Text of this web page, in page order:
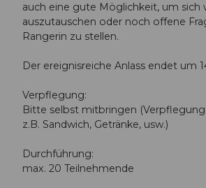
auch eine gute Möglichkeit, um sich
auszutauschen oder noch offene
Rangerin zu stellen.
Der ereignisreiche Anlass endet um
Verpflegung:
Bitte selbst mitbringen (Verpflegung
z.B. Sandwich, Getränke, usw.)
Durchführung:
max. 20 Teilnehmende